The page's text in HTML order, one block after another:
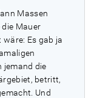
Massen
Mauer
Es gab ja
jemand die
betritt,
Und